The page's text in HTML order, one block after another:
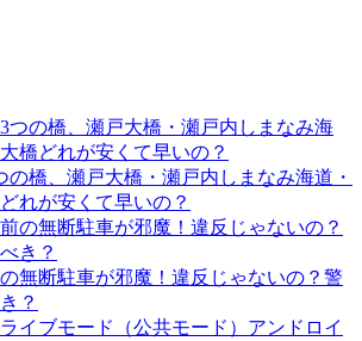
の橋、瀬戸大橋・瀬戸内しまなみ海道・
れが安くて早いの？
無断駐車が邪魔！違反じゃないの？警
？